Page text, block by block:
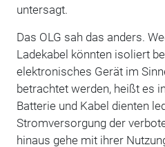
untersagt.
Das OLG sah das anders.
Ladekabel könnten isoliert
elektronisches Gerät im
betrachtet werden, heißt es
Batterie und Kabel dienten
Stromversorgung der
hinaus gehe mit ihrer